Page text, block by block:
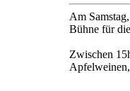
Am
Bühne für
Zwischen